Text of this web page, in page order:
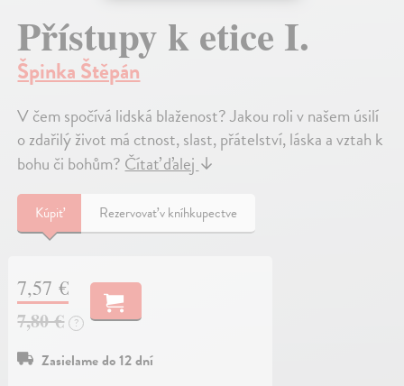
Přístupy k etice I.
Špinka Štěpán
V čem spočívá lidská blaženost? Jakou roli v našem úsilí
o zdařilý život má ctnost, slast, přátelství, láska a vztah k
bohu či bohům?Čítať ďalej↓
Kúpiť Rezervovať v kníhkupectve
7,57 €
7,80 €
?
Zasielame do 12 dní